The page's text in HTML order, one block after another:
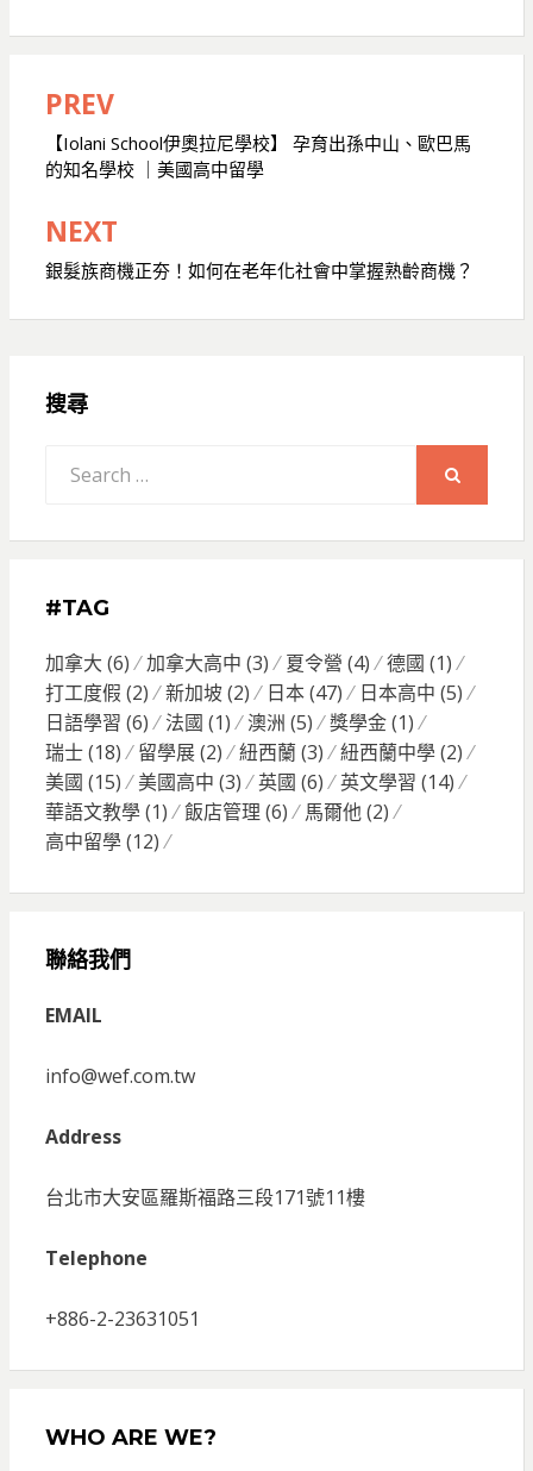
文
章
導
覽
PREV
【Iolani School伊奧拉尼學校】 孕育出孫中山、歐巴馬
的知名學校 ｜美國高中留學
NEXT
銀髮族商機正夯！如何在老年化社會中掌握熟齡商機？
搜尋
for:
#TAG
加拿大 (6) 加拿大高中 (3) 夏令營 (4) 德國 (1)
打工度假 (2) 新加坡(2) 日本(47) 日本高中 (5)
日語學習 (6) 法國 (1) 澳洲 (5) 獎學金(1)
瑞士(18) 留學展(2) 紐西蘭(3) 紐西蘭中學(2)
美國 (15) 美國高中 (3) 英國 (6) 英文學習 (14)
華語文教學(1) 飯店管理 (6) 馬爾他(2)
高中留學(12)
聯絡我們
EMAIL
info@wef.com.tw
Address
台北市大安區羅斯福路三段171號11樓
Telephone
+886-2-23631051
WHO ARE WE?